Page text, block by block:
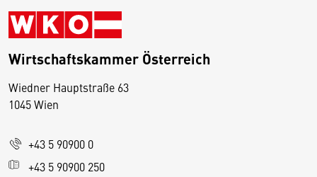
Wirtschaftskammer Österreich
Wiedner Hauptstraße 63
1045 Wien
+43 5 90900 0
+43 5 90900 250
D
s
e